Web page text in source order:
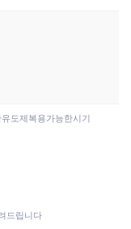
도제복용가능한시기
드립니다